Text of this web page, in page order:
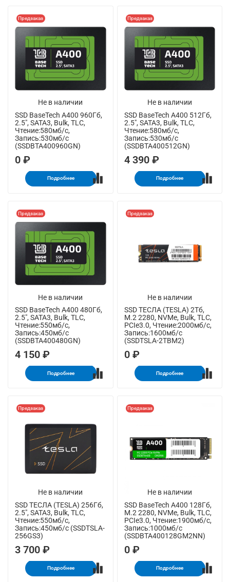
Не в наличии
Предзаказ
SSD BaseTech A400 960Гб,
2.5", SATA3, Bulk, TLC,
Чтение:580мб/с,
Запись:530мб/с
(SSDBTA400960GN)
0 ₽
Подробнее
Не в наличии
Предзаказ
SSD BaseTech A400 512Гб,
2.5", SATA3, Bulk, TLC,
Чтение:580мб/с,
Запись:530мб/с
(SSDBTA400512GN)
4 390 ₽
Подробнее
Не в наличии
Предзаказ
SSD BaseTech A400 480Гб,
2.5", SATA3, Bulk, TLC,
Чтение:550мб/с,
Запись:450мб/с
(SSDBTA400480GN)
4 150 ₽
Подробнее
Не в наличии
Предзаказ
SSD ТЕСЛА (TESLA) 2Тб,
M.2 2280, NVMe, Bulk, TLC,
PCIe3.0, Чтение:2000мб/с,
Запись:1600мб/с
(SSDTSLA-2TBM2)
0 ₽
Подробнее
Не в наличии
Предзаказ
SSD ТЕСЛА (TESLA) 256Гб,
2.5", SATA3, Bulk, TLC,
Чтение:550мб/с,
Запись:450мб/с (SSDTSLA-
256GS3)
3 700 ₽
Подробнее
Не в наличии
Предзаказ
SSD BaseTech A400 128Гб,
M.2 2280, NVMe, Bulk, TLC,
PCIe3.0, Чтение:1900мб/с,
Запись:1000мб/с
(SSDBTA400128GM2NN)
0 ₽
Подробнее